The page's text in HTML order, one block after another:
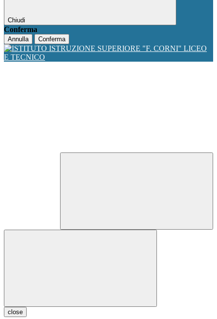
Chiudi
Conferma
Annulla Conferma
close